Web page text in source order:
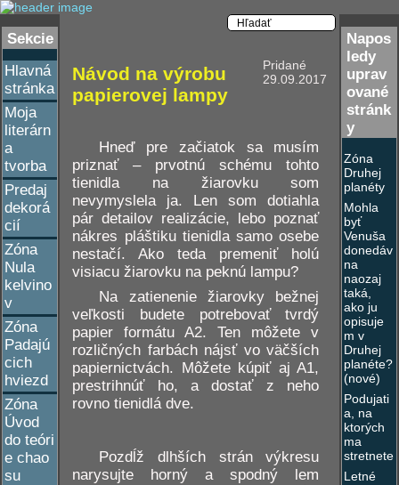
Sekcie
Hlavná
stránka
Moja
literárn
a
tvorba
Predaj
dekorá
cií
Zóna
Nula
kelvino
v
Zóna
Padajú
cich
hviezd
Zóna
Úvod
do teóri
e chao
su
Pridané
29.09.2017
Návod na výrobu
papierovej lampy
Hneď pre začiatok sa musím
priznať – prvotnú schému tohto
tienidla na žiarovku som
nevymyslela ja. Len som dotiahla
pár detailov realizácie, lebo poznať
nákres pláštiku tienidla samo osebe
nestačí. Ako teda premeniť holú
visiacu žiarovku na peknú lampu?
Na zatienenie žiarovky bežnej
veľkosti budete potrebovať tvrdý
papier formátu A2. Ten môžete v
rozličných farbách nájsť vo väčších
papiernictvách. Môžete kúpiť aj A1,
prestrihnúť ho, a dostať z neho
rovno tienidlá dve.
Pozdĺž dlhších strán výkresu
narysujte horný a spodný lem
Napos
ledy
uprav
ované
stránk
y
Zóna
Druhej
planéty
Mohla
byť
Venuša
donedáv
na
naozaj
taká,
ako ju
opisuje
m v
Druhej
planéte?
(nové)
Podujati
a, na
ktorých
ma
stretnete
Letné